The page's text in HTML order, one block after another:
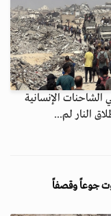
الشاحنات الإنسانية
النار لم...
جوعاً وقصفاً